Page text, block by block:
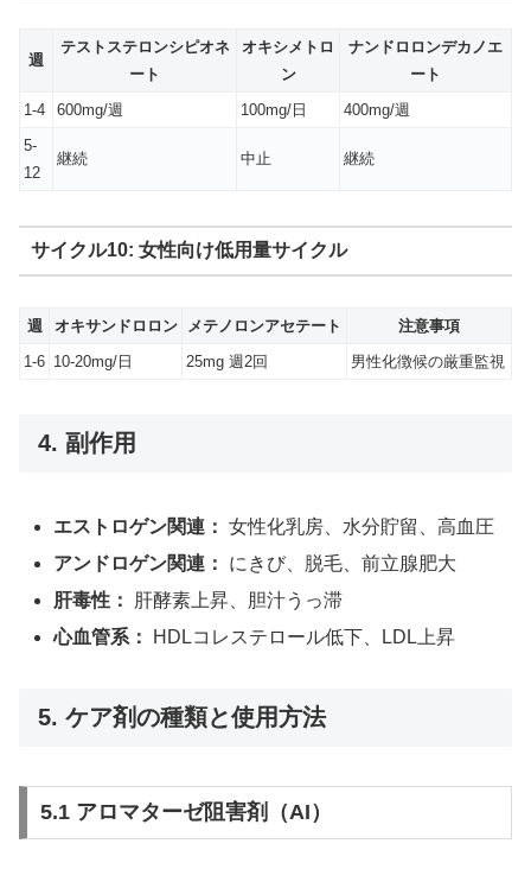
週
テストステロンシピオネ
ート
オキシメトロ
ン
ナンドロロンデカノエ
ート
1-4
600mg/週 100mg/日
400mg/週
5-
12
継続 中止 継続
サイクル10: 女性向け低用量サイクル
週 オキサンドロロン メテノロンアセテート
注意事項
1-6 10-20mg/日 25mg 週2回 男性化徴候の厳重監視
4. 副作用
エストロゲン関連： 女性化乳房、水分貯留、高血圧
アンドロゲン関連：
にきび、脱毛、前立腺肥大
肝毒性：
肝酵素上昇、胆汁うっ滞
心血管系：
HDLコレステロール低下、LDL上昇
5. ケア剤の種類と使用方法
5.1 アロマターゼ阻害剤（AI）